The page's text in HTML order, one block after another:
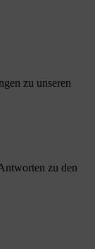
zu unseren
zu den